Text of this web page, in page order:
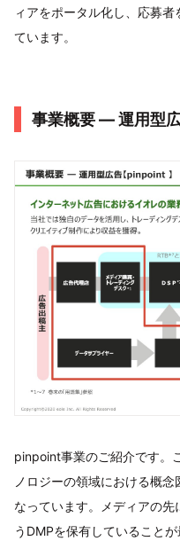
ィアをポータル化し、応募
ています。
事業概要 ― 運用型
pinpoint事業のご紹介です。
ノロジーの領域における概
なっています。メディアの
うDMPを保有していること